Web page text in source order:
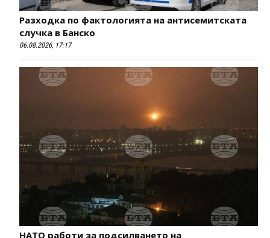
Разходка по фактологията на антисемитската
случка в Банско
06.08.2026, 17:17
НАТО работи за подсилването на